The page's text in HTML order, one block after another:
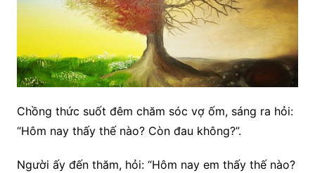
Chồng thức suốt đêm chăm sóc vợ ốm, sáng ra hỏi:
“Hôm nay thấy thế nào? Còn đau không?”.
Người ấy đến thăm, hỏi: “Hôm nay em thấy thế nào?